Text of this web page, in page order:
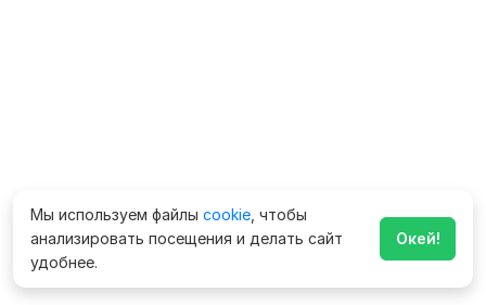
Мы используем файлы cookie , чтобы
анализировать посещения и делать сайт
удобнее.
Окей!